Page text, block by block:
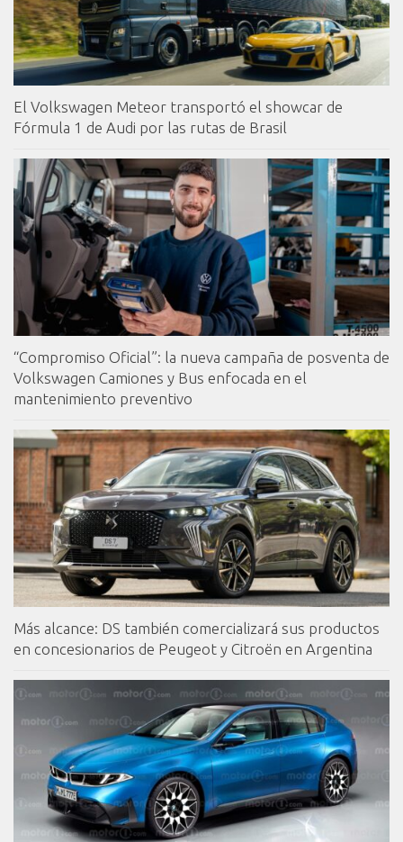
El Volkswagen Meteor transportó el showcar de
Fórmula 1 de Audi por las rutas de Brasil
“Compromiso Oficial”: la nueva campaña de posventa de
Volkswagen Camiones y Bus enfocada en el
mantenimiento preventivo
Más alcance: DS también comercializará sus productos
en concesionarios de Peugeot y Citroën en Argentina